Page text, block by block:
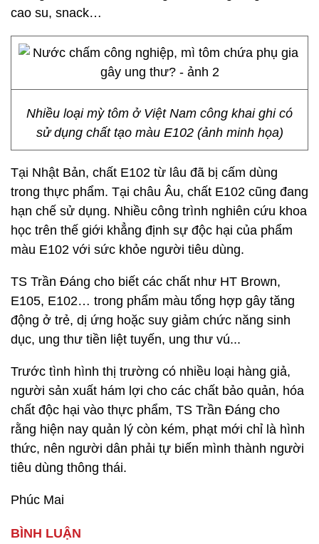
cao su, snack…
Nhiều loại mỳ tôm ở Việt Nam công khai ghi có
sử dụng chất tạo màu E102 (ảnh minh họa)
Tại Nhật Bản, chất E102 từ lâu đã bị cấm dùng
trong thực phẩm. Tại châu Âu, chất E102 cũng đang
hạn chế sử dụng. Nhiều công trình nghiên cứu khoa
học trên thế giới khẳng định sự độc hại của phẩm
màu E102 với sức khỏe người tiêu dùng.
TS Trần Đáng cho biết các chất như HT Brown,
E105, E102… trong phẩm màu tổng hợp gây tăng
động ở trẻ, dị ứng hoặc suy giảm chức năng sinh
dục, ung thư tiền liệt tuyến, ung thư vú...
Trước tình hình thị trường có nhiều loại hàng giả,
người sản xuất hám lợi cho các chất bảo quản, hóa
chất độc hại vào thực phẩm, TS Trần Đáng cho
rằng hiện nay quản lý còn kém, phạt mới chỉ là hình
thức, nên người dân phải tự biến mình thành người
tiêu dùng thông thái.
Phúc Mai